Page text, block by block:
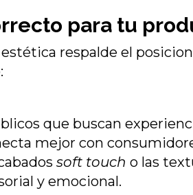
para tu
respalde el
que buscan
mejor con
soft touch o las
y emocional.